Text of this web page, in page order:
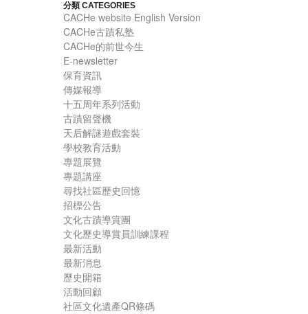
分類 CATEGORIES
CACHe website English Version
CACHe古蹟私塾
CACHe的前世今生
E-newsletter
保育資訊
傳媒報導
十五周年系列活動
古蹟留聲機
天后解謎遊戲套裝
學校教育活動
專題展覽
專題講座
尋找社區歷史回憶
招標公告
文化古蹟導賞團
文化歷史導賞員訓練課程
最新活動
最新消息
歷史開箱
活動回顧
社區文化遺產QR條碼